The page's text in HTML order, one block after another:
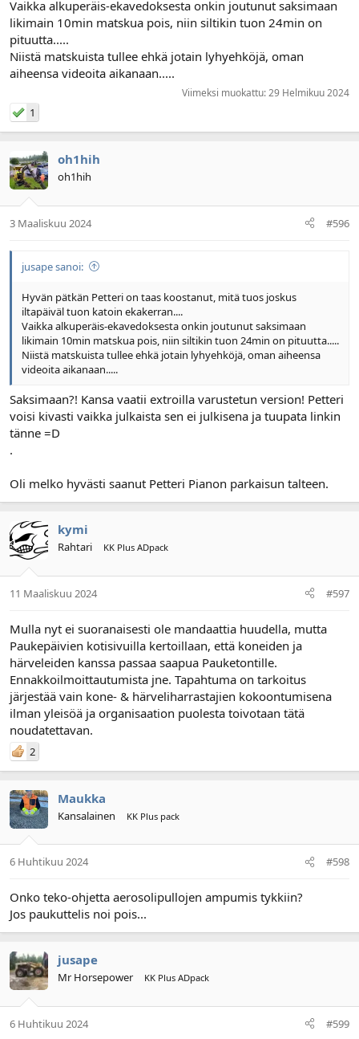
Vaikka alkuperäis-ekavedoksesta onkin joutunut saksimaan
likimain 10min matskua pois, niin siltikin tuon 24min on
pituutta.....
Niistä matskuista tullee ehkä jotain lyhyehköjä, oman
aiheensa videoita aikanaan.....
Viimeksi muokattu:29 Helmikuu 2024
1
oh1hih
oh1hih
3 Maaliskuu 2024 #596
jusape sanoi:
Hyvän pätkän Petteri on taas koostanut, mitä tuos joskus
iltapäiväl tuon katoin ekakerran....
Vaikka alkuperäis-ekavedoksesta onkin joutunut saksimaan
likimain 10min matskua pois, niin siltikin tuon 24min on pituutta.....
Niistä matskuista tullee ehkä jotain lyhyehköjä, oman aiheensa
videoita aikanaan.....
Saksimaan?! Kansa vaatii extroilla varustetun version! Petteri
voisi kivasti vaikka julkaista sen ei julkisena ja tuupata linkin
tänne =D
.
Oli melko hyvästi saanut Petteri Pianon parkaisun talteen.
kymi
Rahtari KK Plus ADpack
11 Maaliskuu 2024 #597
Mulla nyt ei suoranaisesti ole mandaattia huudella, mutta
Paukepäivien kotisivuilla kertoillaan, että koneiden ja
härveleiden kanssa passaa saapua Pauketontille.
Ennakkoilmoittautumista jne. Tapahtuma on tarkoitus
järjestää vain kone- & härveliharrastajien kokoontumisena
ilman yleisöä ja organisaation puolesta toivotaan tätä
noudatettavan.
2
Maukka
Kansalainen KK Plus pack
6 Huhtikuu 2024 #598
Onko teko-ohjetta aerosolipullojen ampumis tykkiin?
Jos paukuttelis noi pois...
jusape
Mr Horsepower KK Plus ADpack
6 Huhtikuu 2024 #599